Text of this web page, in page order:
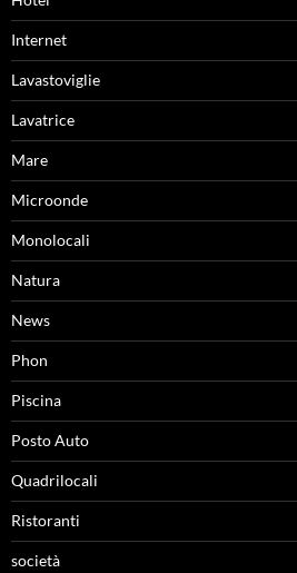
Internet
Lavastoviglie
Lavatrice
Mare
Microonde
Monolocali
Natura
News
Phon
Piscina
Posto Auto
Quadrilocali
Ristoranti
società